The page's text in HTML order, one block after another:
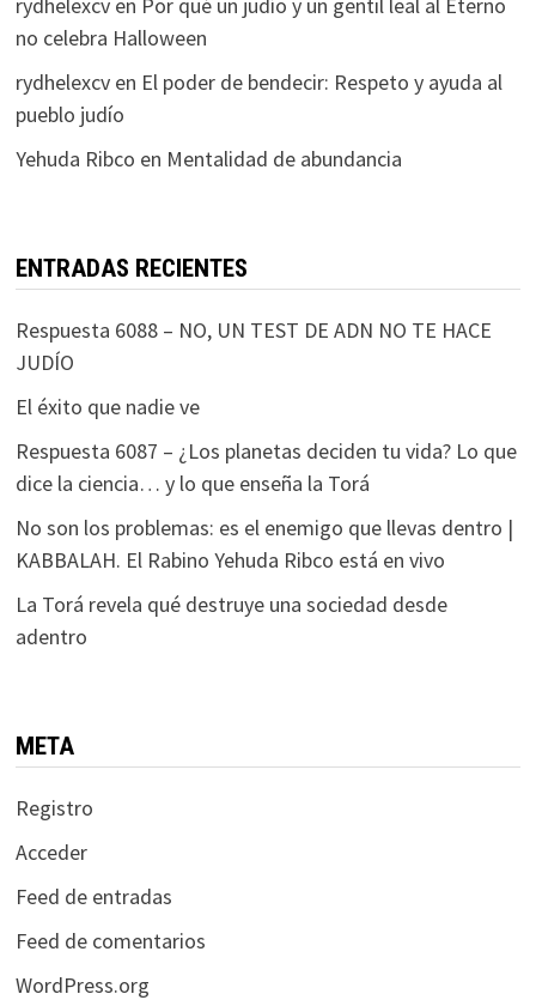
no celebra Halloween
rydhelexcven El poder de bendecir: Respeto y ayuda al
pueblo judío
Yehuda Ribco en Mentalidad de abundancia
ENTRADAS RECIENTES
Respuesta 6088 – NO, UN TEST DE ADN NO TE HACE
JUDÍO
El éxito que nadie ve
Respuesta 6087 – ¿Los planetas deciden tu vida? Lo que
dice la ciencia… y lo que enseña la Torá
No son los problemas: es el enemigo que llevas dentro |
KABBALAH. El Rabino Yehuda Ribco está en vivo
La Torá revela qué destruye una sociedad desde
adentro
META
Registro
Acceder
Feed de entradas
Feed de comentarios
WordPress.org